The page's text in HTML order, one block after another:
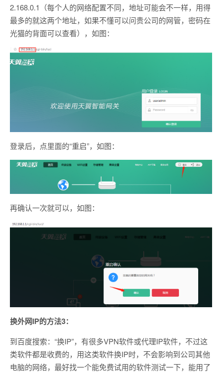
2.168.0.1（每个人的网络配置不同，地址可能会不一样，用得
最多的就这两个地址，如果不懂可以问贵公司的网管，密码在
光猫的背面可以查看），如图：
登录后，点里面的“重启”，如图：
再确认一次就可以，如图：
换外网IP的方法3：
到百度搜索：“换IP”，有很多VPN软件或代理IP软件，不过这
类软件都是收费的，用这类软件换IP时，不会影响到公司其他
电脑的网络，最好找一个能免费试用的软件测试一下，能用了